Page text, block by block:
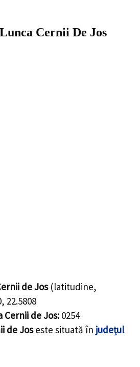
Cernii De Jos
de Jos(latitudine,
, 22.5808
Cernii de Jos: 0254
de Joseste situată în județul